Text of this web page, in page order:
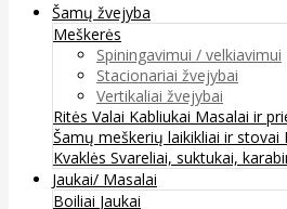
Šamų žvejyba
Meškerės
Spiningavimui / velkiavimui
Stacionariai žvejybai
Vertikaliai žvejybai
Ritės Valai Kabliukai Masalai ir
Šamų meškerių laikikliai ir stovai
Kvaklės Svareliai, suktukai,
Jaukai/ Masalai
Boiliai Jaukai